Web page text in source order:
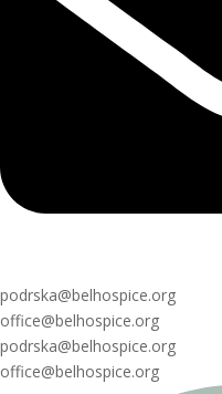
podrska@belhospice.org
office@belhospice.org
podrska@belhospice.org
office@belhospice.org